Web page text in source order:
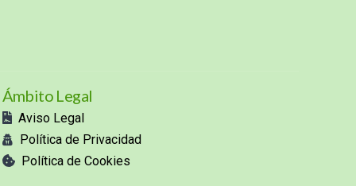
Ámbito Legal
Aviso Legal
Política de Privacidad
Política de Cookies